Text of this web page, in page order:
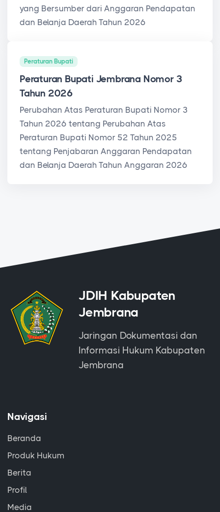
yang Bersumber dari Anggaran Pendapatan
dan Belanja Daerah Tahun 2026
Peraturan Bupati
Peraturan Bupati Jembrana Nomor 3
Tahun 2026
Perubahan Atas Peraturan Bupati Nomor 3
Tahun 2026 tentang Perubahan Atas
Peraturan Bupati Nomor 52 Tahun 2025
tentang Penjabaran Anggaran Pendapatan
dan Belanja Daerah Tahun Anggaran 2026
JDIH Kabupaten
Jembrana
Jaringan Dokumentasi dan
Informasi Hukum Kabupaten
Jembrana
Navigasi
Beranda
Produk Hukum
Berita
Profil
Media